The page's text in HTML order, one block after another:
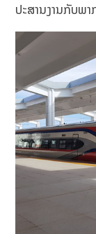
ປະສານງານກັບພ